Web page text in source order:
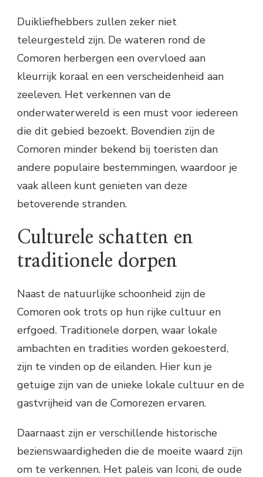
Duikliefhebbers zullen zeker niet
teleurgesteld zijn. De wateren rond de
Comoren herbergen een overvloed aan
kleurrijk koraal en een verscheidenheid aan
zeeleven. Het verkennen van de
onderwaterwereld is een must voor iedereen
die dit gebied bezoekt. Bovendien zijn de
Comoren minder bekend bij toeristen dan
andere populaire bestemmingen, waardoor je
vaak alleen kunt genieten van deze
betoverende stranden.
Culturele schatten en
traditionele dorpen
Naast de natuurlijke schoonheid zijn de
Comoren ook trots op hun rijke cultuur en
erfgoed. Traditionele dorpen, waar lokale
ambachten en tradities worden gekoesterd,
zijn te vinden op de eilanden. Hier kun je
getuige zijn van de unieke lokale cultuur en de
gastvrijheid van de Comorezen ervaren.
Daarnaast zijn er verschillende historische
bezienswaardigheden die de moeite waard zijn
om te verkennen. Het paleis van Iconi, de oude